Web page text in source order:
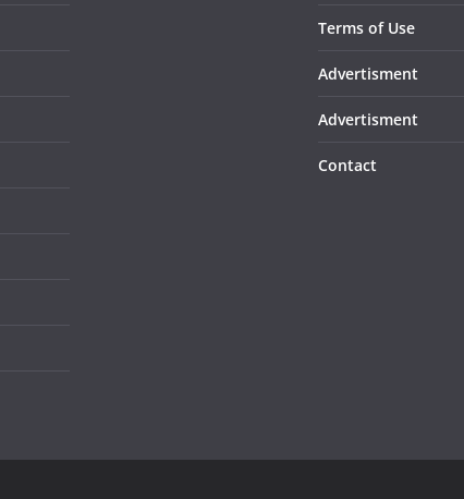
Terms of Use
Advertisment
Advertisment
Contact